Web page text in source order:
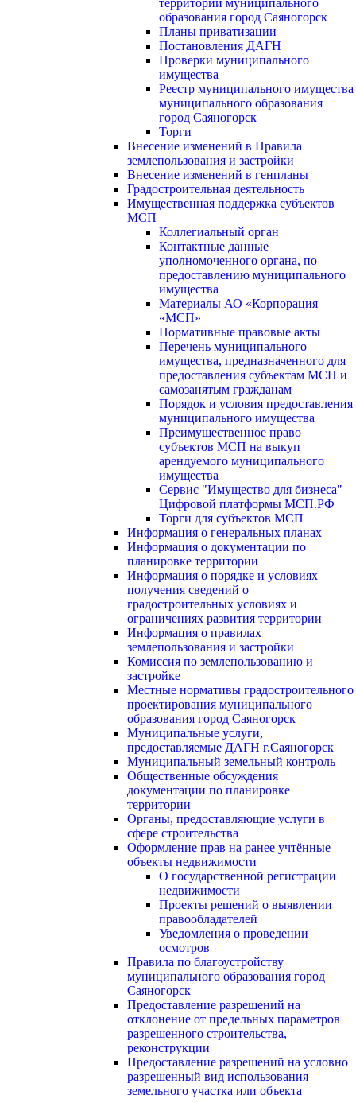
территории муниципального
образования город Саяногорск
Планы приватизации
Постановления ДАГН
Проверки муниципального
имущества
Реестр муниципального имущества
муниципального образования
город Саяногорск
Торги
Внесение изменений в Правила
землепользования и застройки
Внесение изменений в генпланы
Градостроительная деятельность
Имущественная поддержка субъектов
МСП
Коллегиальный орган
Контактные данные
уполномоченного органа, по
предоставлению муниципального
имущества
Материалы АО «Корпорация
«МСП»
Нормативные правовые акты
Перечень муниципального
имущества, предназначенного для
предоставления субъектам МСП и
самозанятым гражданам
Порядок и условия предоставления
муниципального имущества
Преимущественное право
субъектов МСП на выкуп
арендуемого муниципального
имущества
Сервис "Имущество для бизнеса"
Цифровой платформы МСП.РФ
Торги для субъектов МСП
Информация о генеральных планах
Информация о документации по
планировке территории
Информация о порядке и условиях
получения сведений о
градостроительных условиях и
ограничениях развития территории
Информация о правилах
землепользования и застройки
Комиссия по землепользованию и
застройке
Местные нормативы градостроительного
проектирования муниципального
образования город Саяногорск
Муниципальные услуги,
предоставляемые ДАГН г.Саяногорск
Муниципальный земельный контроль
Общественные обсуждения
документации по планировке
территории
Органы, предоставляющие услуги в
сфере строительства
Оформление прав на ранее учтённые
объекты недвижимости
О государственной регистрации
недвижимости
Проекты решений о выявлении
правообладателей
Уведомления о проведении
осмотров
Правила по благоустройству
муниципального образования город
Саяногорск
Предоставление разрешений на
отклонение от предельных параметров
разрешенного строительства,
реконструкции
Предоставление разрешений на условно
разрешенный вид использования
земельного участка или объекта